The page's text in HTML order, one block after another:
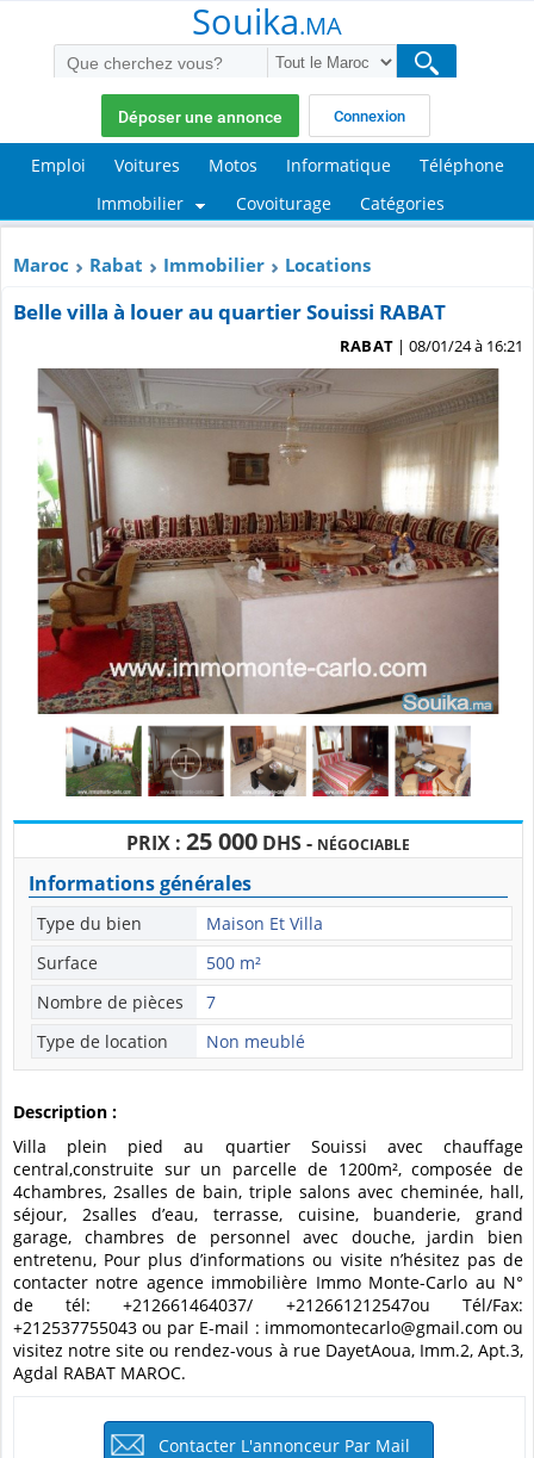
Souika.MA
Déposer une annonce Connexion
Emploi Voitures Motos Informatique
Téléphone
Immobilier
Covoiturage Catégories
Maroc Rabat Immobilier Locations
Belle villa à louer au quartier Souissi RABAT
RABAT | 08/01/24 à 16:21
PRIX : 25 000DHS - NÉGOCIABLE
Informations générales
Type du bien
Maison Et Villa
Surface
500 m²
Nombre de pièces
7
Type de location
Non meublé
Description :
Villa plein pied au quartier Souissi avec chauffage
central,construite sur un parcelle de 1200m², composée de
4chambres, 2salles de bain, triple salons avec cheminée, hall,
séjour, 2salles d’eau, terrasse, cuisine, buanderie, grand
garage, chambres de personnel avec douche, jardin bien
entretenu, Pour plus d’informations ou visite n’hésitez pas de
contacter notre agence immobilière Immo Monte-Carlo au N°
de tél: +212661464037/ +212661212547ou Tél/Fax:
+212537755043 ou par E-mail : immomontecarlo@gmail.com ou
visitez notre site ou rendez-vous à rue DayetAoua, Imm.2, Apt.3,
Agdal RABAT MAROC.
Contacter L'annonceur Par Mail